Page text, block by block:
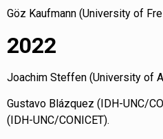
Göz Kaufmann (University of
2022
Joachim Steffen (University of
Gustavo Blázquez (IDH-UNC/
(IDH-UNC/CONICET).